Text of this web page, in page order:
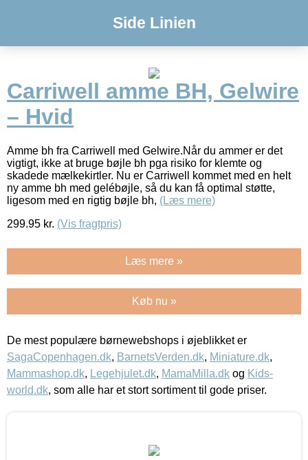
Side Linien
Carriwell amme BH, Gelwire
– Hvid
Amme bh fra Carriwell med Gelwire.Når du ammer er det
vigtigt, ikke at bruge bøjle bh pga risiko for klemte og
skadede mælkekirtler. Nu er Carriwell kommet med en helt
ny amme bh med gelébøjle, så du kan få optimal støtte,
ligesom med en rigtig bøjle bh, (Læs mere)
299.95 kr. (Vis fragtpris)
Læs mere »
Køb nu »
De mest populære børnewebshops i øjeblikket er
SagaCopenhagen.dk, BarnetsVerden.dk, Miniature.dk,
Mammashop.dk, Legehjulet.dk, MamaMilla.dk og Kids-
world.dk, som alle har et stort sortiment til gode priser.